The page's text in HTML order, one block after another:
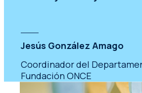
Jesús González Amago
Coordinador del
Fundación ONCE